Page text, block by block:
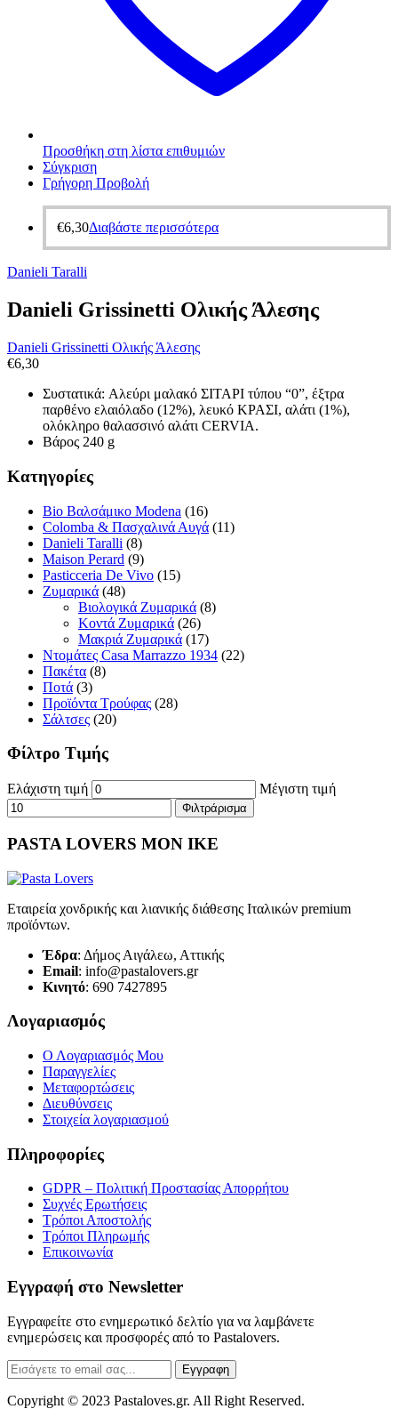
Προσθήκη στη λίστα επιθυμιών
Σύγκριση
Γρήγορη Προβολή
€6,30Διαβάστε περισσότερα
Danieli Taralli
Danieli Grissinetti Ολικής Άλεσης
Danieli Grissinetti Ολικής Άλεσης
€6,30
Συστατικά: Aλεύρι μαλακό ΣΙΤΑΡΙ τύπου “0”, έξτρα
παρθένο ελαιόλαδο (12%), λευκό ΚΡΑΣΙ, αλάτι (1%),
ολόκληρο θαλασσινό αλάτι CERVIA.
Βάρος 240 g
Κατηγορίες
Bio Βαλσάμικο Modena (16)
Colomba & Πασχαλινά Αυγά (11)
Danieli Taralli (8)
Maison Perard (9)
Pasticceria De Vivo (15)
Ζυμαρικά (48)
Βιολογικά Ζυμαρικά (8)
Κοντά Ζυμαρικά (26)
Μακριά Ζυμαρικά (17)
Ντομάτες Casa Marrazzo 1934 (22)
Πακέτα (8)
Ποτά (3)
Προϊόντα Τρούφας (28)
Σάλτσες (20)
Φίλτρο Τιμής
Ελάχιστη τιμή Μέγιστη τιμή
Φιλτράρισμα
PASTA LOVERS ΜΟΝ ΙΚΕ
Εταιρεία χονδρικής και λιανικής διάθεσης Ιταλικών premium
προϊόντων.
Έδρα: Δήμος Αιγάλεω, Αττικής
Email: info@pastalovers.gr
Κινητό: 690 7427895
Λογαριασμός
Ο Λογαριασμός Μου
Παραγγελίες
Μεταφορτώσεις
Διευθύνσεις
Στοιχεία λογαριασμού
Πληροφορίες
GDPR – Πολιτική Προστασίας Απορρήτου
Συχνές Eρωτήσεις
Τρόποι Αποστολής
Τρόποι Πληρωμής
Επικοινωνία
Εγγραφή στο Newsletter
Εγγραφείτε στο ενημερωτικό δελτίο για να λαμβάνετε
ενημερώσεις και προσφορές από το Pastalovers.
Εγγραφη
Copyright © 2023 Pastaloves.gr. All Right Reserved.